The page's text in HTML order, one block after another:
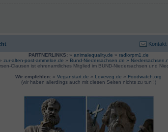
Kontakt
PARTNERLINKS: » animalequality.de » radiorpm1.de
» zur-alten-post-ammeloe.de » Bund-Niedersachsen.de »
Clausen ist ehrenamtliches Mitglied im BUND-Niedersachsen und
Wir empfehlen: » Veganstart.de » Loveveg.de » Foodwatch.org
(wir haben allerdings auch mit diesen Seiten nichts zu tun !)